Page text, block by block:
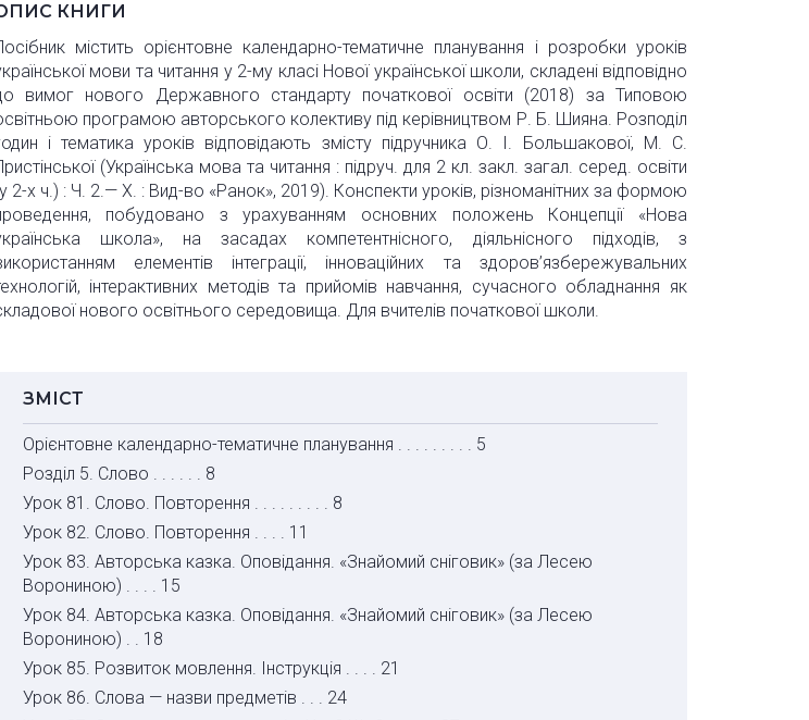
КНИГИ
містить орієнтовне календарно-тематичне планування і розробки уроків
мови та читання у 2-му класі Нової української школи, складені відповідно
вимог нового Державного стандарту початкової освіти (2018) за Типовою
програмою авторського колективу під керівництвом Р. Б. Шияна. Розподіл
і тематика уроків відповідають змісту підручника О. І. Большакової, М. С.
(Українська мова та читання : підруч. для 2 кл. закл. загал. серед. освіти
2-х ч.) : Ч. 2.— Х. : Вид-во «Ранок», 2019). Конспекти уроків, різноманітних за формою
побудовано з урахуванням основних положень Концепції «Нова
школа», на засадах компетентнісного, діяльнісного підходів, з
елементів інтеграції, інноваційних та здоров’язбережувальних
інтерактивних методів та прийомів навчання, сучасного обладнання як
нового освітнього середовища. Для вчителів початкової школи.
ЗМІСТ
Орієнтовне календарно-тематичне планування . . . . . . . . . 5
Розділ 5. Слово . . . . . . 8
Урок 81. Слово. Повторення . . . . . . . . . 8
Урок 82. Слово. Повторення . . . . 11
Урок 83. Авторська казка. Оповідання. «Знайомий сніговик» (за Лесею
Ворониною) . . . . 15
Урок 84. Авторська казка. Оповідання. «Знайомий сніговик» (за Лесею
Ворониною) . . 18
Урок 85. Розвиток мовлення. Інструкція . . . . 21
Урок 86. Слова — назви предметів . . . 24